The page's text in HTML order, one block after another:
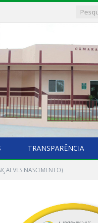
TRANSPARÊNCIA
NASCIMENTO)